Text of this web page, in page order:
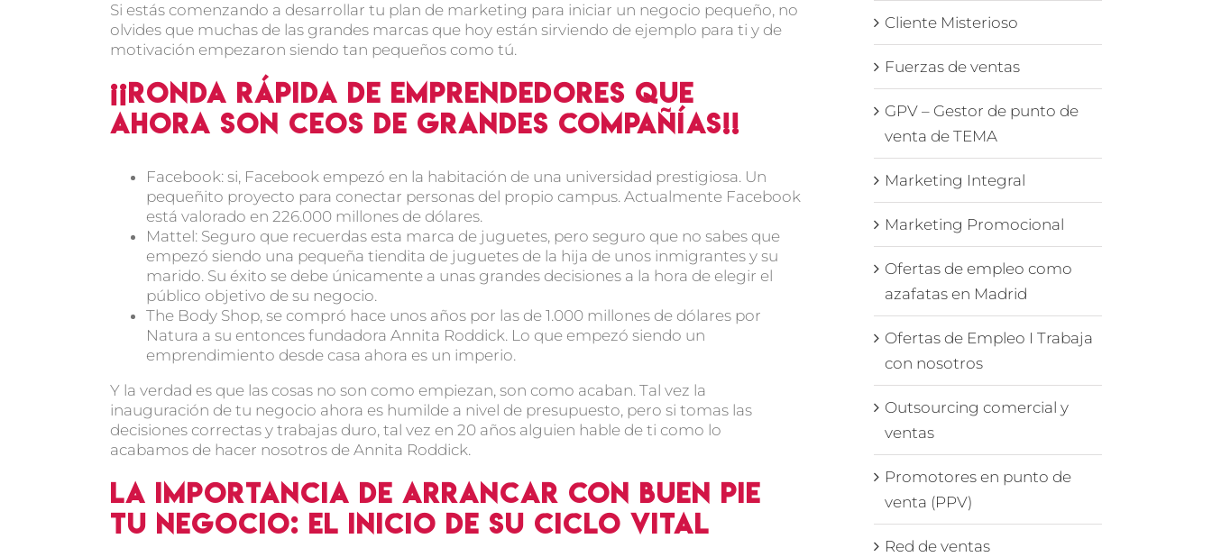
Si estás comenzando a desarrollar tu plan de marketing para iniciar un negocio pequeño, no
olvides que muchas de las grandes marcas que hoy están sirviendo de ejemplo para ti y de
motivación empezaron siendo tan pequeños como tú.
¡¡Ronda rápida de emprendedores que
ahora son CEOs de grandes compañías!!
Facebook: si, Facebook empezó en la habitación de una universidad prestigiosa. Un
pequeñito proyecto para conectar personas del propio campus. Actualmente Facebook
está valorado en 226.000 millones de dólares.
Mattel: Seguro que recuerdas esta marca de juguetes, pero seguro que no sabes que
empezó siendo una pequeña tiendita de juguetes de la hija de unos inmigrantes y su
marido. Su éxito se debe únicamente a unas grandes decisiones a la hora de elegir el
público objetivo de su negocio.
The Body Shop, se compró hace unos años por las de 1.000 millones de dólares por
Natura a su entonces fundadora Annita Roddick. Lo que empezó siendo un
emprendimiento desde casa ahora es un imperio.
Y la verdad es que las cosas no son como empiezan, son como acaban. Tal vez la
inauguración de tu negocio ahora es humilde a nivel de presupuesto, pero si tomas las
decisiones correctas y trabajas duro, tal vez en 20 años alguien hable de ti como lo
acabamos de hacer nosotros de Annita Roddick.
La importancia de arrancar con buen pie
tu negocio: El inicio de su ciclo vital
Cliente Misterioso
Fuerzas de ventas
GPV – Gestor de punto de
venta de TEMA
Marketing Integral
Marketing Promocional
Ofertas de empleo como
azafatas en Madrid
Ofertas de Empleo I Trabaja
con nosotros
Outsourcing comercial y
ventas
Promotores en punto de
venta (PPV)
Red de ventas